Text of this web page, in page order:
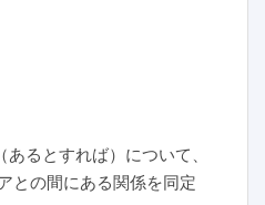
るとすれば）について、
との間にある関係を同定